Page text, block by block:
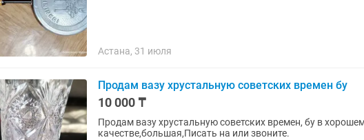
Астана, 31 июля
Продам вазу хрустальную советских времен бу
10 000 ₸
Продам вазу хрустальную советских времен, бу в
качестве,большая,Писать на или звоните.